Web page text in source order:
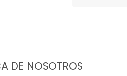
DE NOSOTROS